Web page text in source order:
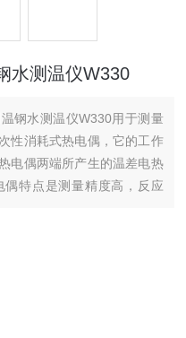
水测温仪W330
钢水测温仪W330用于测量
性消耗式热电偶，它的工作
电偶两端所产生的温差电热
特点是测量精度高，反应
声响提示功能和温度测成值